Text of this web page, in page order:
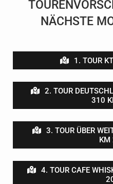
NÄCHSTE
1. TOUR
2. TOUR
310
3. TOUR ÜBER
KM
4. TOUR CAFE